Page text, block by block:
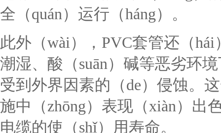
全（quán）运行（háng）。
此外（wài），PVC套管还（
潮湿、酸（suān）碱等恶劣环
受到外界因素的（de）侵蚀。
施中（zhōng）表现（xiàn）出
电缆的使（shǐ）用寿命。